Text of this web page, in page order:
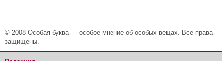
© 2008 Особая буква — особое мнение об особых вещах. Все права
защищены.